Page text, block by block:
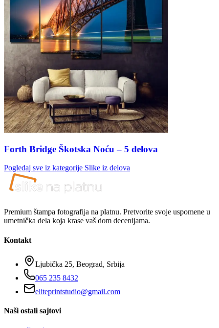
Forth Bridge Škotska Noću – 5 delova
Pogledaj sve iz kategorije Slike iz delova
Premium štampa fotografija na platnu. Pretvorite svoje uspomene u
umetnička dela koja krase vaš dom decenijama.
Kontakt
Ljubička 25, Beograd, Srbija
065 235 8432
eliteprintstudio@gmail.com
Naši ostali sajtovi